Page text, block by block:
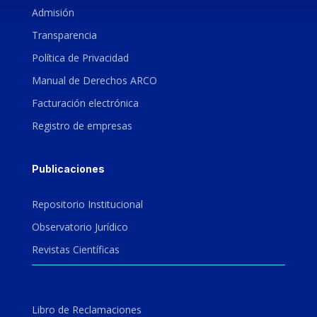
Admisión
Transparencia
Política de Privacidad
Manual de Derechos ARCO
Facturación electrónica
Registro de empresas
Publicaciones
Repositorio Institucional
Observatorio Jurídico
Revistas Científicas
Libro de Reclamaciones